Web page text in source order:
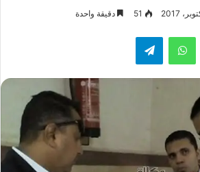
51 دقيقة واحدة
واتساب تيلقرام